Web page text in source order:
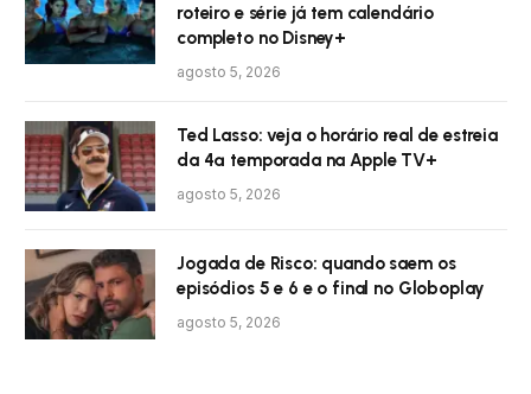
roteiro e série já tem calendário
completo no Disney+
agosto 5, 2026
Ted Lasso: veja o horário real de estreia
da 4ª temporada na Apple TV+
agosto 5, 2026
Jogada de Risco: quando saem os
episódios 5 e 6 e o final no Globoplay
agosto 5, 2026